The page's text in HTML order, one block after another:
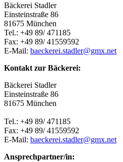
Bäckerei Stadler
Einsteinstraße 86
81675 München
Tel.: +49 89/ 471185
Fax: +49 89/ 41559592
E-Mail: baeckerei.stadler@gmx.net
Kontakt zur Bäckerei:
Bäckerei Stadler
Einsteinstraße 86
81675 München
Tel.: +49 89/ 471185
Fax: +49 89/ 41559592
E-Mail: baeckerei.stadler@gmx.net
Ansprechpartner/in: